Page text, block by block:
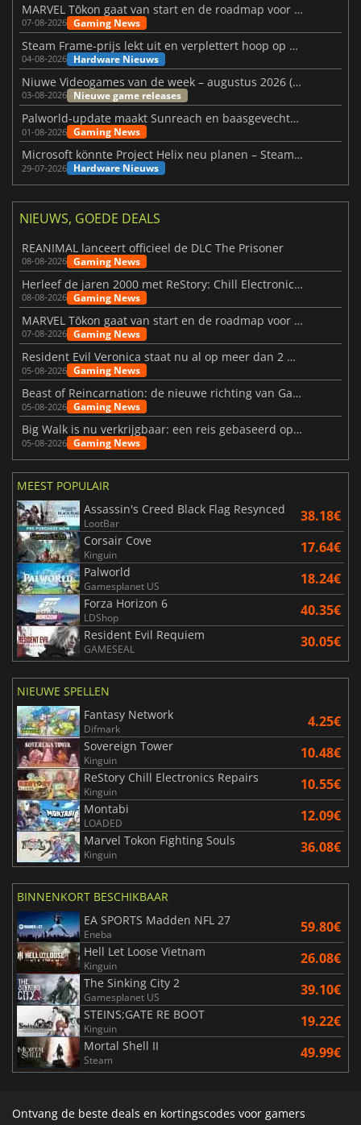
MARVEL Tōkon gaat van start en de roadmap voor jaar 1 is bekendgemaakt
07-08-2026 Gaming News
Steam Frame-prijs lekt uit en verplettert hoop op betaalbare VR
04-08-2026 Hardware Nieuws
Niuwe Videogames van de week – augustus 2026 (week 32)
03-08-2026 Nieuwe game releases
Palworld-update maakt Sunreach en baasgevechten stabieler
01-08-2026 Gaming News
Microsoft könnte Project Helix neu planen – Steam-Support wackelt
29-07-2026 Hardware Nieuws
NIEUWS, GOEDE DEALS
REANIMAL lanceert officieel de DLC The Prisoner
08-08-2026 Gaming News
Herleef de jaren 2000 met ReStory: Chill Electronics Repairs
08-08-2026 Gaming News
MARVEL Tōkon gaat van start en de roadmap voor jaar 1 is bekendgemaakt
07-08-2026 Gaming News
Resident Evil Veronica staat nu al op meer dan 2 miljoen verlanglijstjes
05-08-2026 Gaming News
Beast of Reincarnation: de nieuwe richting van Game Freak
05-08-2026 Gaming News
Big Walk is nu verkrijgbaar: een reis gebaseerd op vriendschap
05-08-2026 Gaming News
MEEST POPULAIR
Assassin's Creed Black Flag Resynced
LootBar 38.18€
Corsair Cove
Kinguin 17.64€
Palworld
Gamesplanet US 18.24€
Forza Horizon 6
LDShop 40.35€
Resident Evil Requiem
GAMESEAL 30.05€
NIEUWE SPELLEN
Fantasy Network
Difmark 4.25€
Sovereign Tower
Kinguin 10.48€
ReStory Chill Electronics Repairs
Kinguin 10.55€
Montabi
LOADED 12.09€
Marvel Tokon Fighting Souls
Kinguin 36.08€
BINNENKORT BESCHIKBAAR
EA SPORTS Madden NFL 27
Eneba 59.80€
Hell Let Loose Vietnam
Kinguin 26.08€
The Sinking City 2
Gamesplanet US 39.10€
STEINS;GATE RE BOOT
Kinguin 19.22€
Mortal Shell II
Steam 49.99€
Ontvang de beste deals en kortingscodes voor gamers